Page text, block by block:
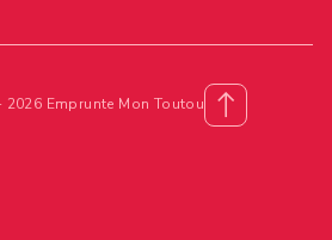
Emprunte Mon Toutou